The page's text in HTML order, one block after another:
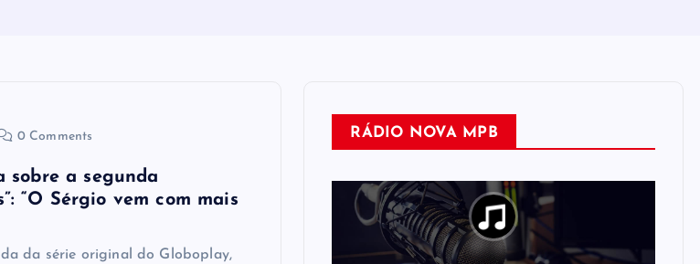
0 Comments
sobre a segunda
“O Sérgio vem com mais
da série original do Globoplay,
RÁDIO NOVA MPB